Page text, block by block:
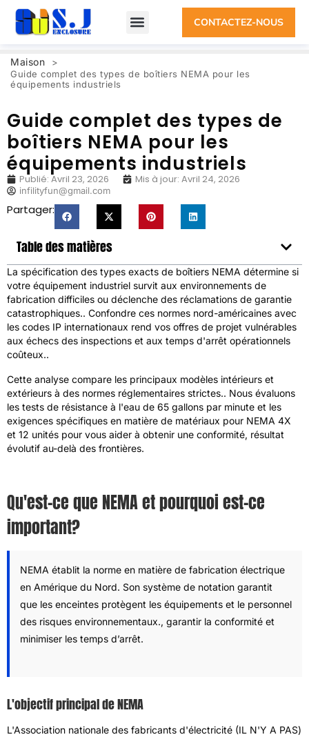
CONTACTEZ-NOUS
Maison
>
Guide complet des types de boîtiers NEMA pour les
équipements industriels
Guide complet des types de
boîtiers NEMA pour les
équipements industriels
Publié: Avril 23, 2026 Mis à jour: Avril 24, 2026
infilityfun@gmail.com
Partager:
Table des matières
La spécification des types exacts de boîtiers NEMA détermine si
votre équipement industriel survit aux environnements de
fabrication difficiles ou déclenche des réclamations de garantie
catastrophiques.. Confondre ces normes nord-américaines avec
les codes IP internationaux rend vos offres de projet vulnérables
aux échecs des inspections et aux temps d'arrêt opérationnels
coûteux..
Cette analyse compare les principaux modèles intérieurs et
extérieurs à des normes réglementaires strictes.. Nous évaluons
les tests de résistance à l'eau de 65 gallons par minute et les
exigences spécifiques en matière de matériaux pour NEMA 4X
et 12 unités pour vous aider à obtenir une conformité, résultat
évolutif au-delà des frontières.
Qu'est-ce que NEMA et pourquoi est-ce
important?
NEMA établit la norme en matière de fabrication électrique
en Amérique du Nord. Son système de notation garantit
que les enceintes protègent les équipements et le personnel
des risques environnementaux., garantir la conformité et
minimiser les temps d’arrêt.
L'objectif principal de NEMA
L'Association nationale des fabricants d'électricité (IL N'Y A PAS)